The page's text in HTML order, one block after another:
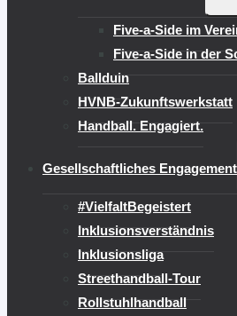
Five-a-Side im
Five-a-Side in der
Ballduin
HVNB-Zukunftswerkstatt
Handball. Engagiert.
Gesellschaftliches Engagement
#VielfaltBegeistert
Inklusionsverständnis
Inklusionsliga
Streethandball-Tour
Rollstuhlhandball